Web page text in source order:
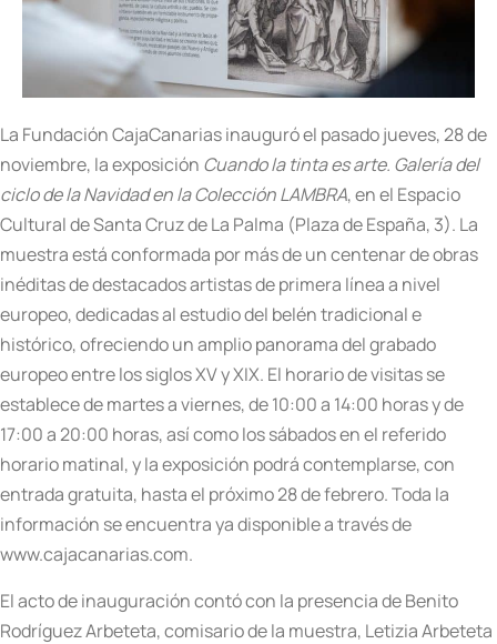
La Fundación CajaCanarias inauguró el pasado jueves, 28 de
noviembre, la exposición Cuando la tinta es arte. Galeríadel
ciclo de la Navidad en la Colección LAMBRA, en el Espacio
Cultural de Santa Cruz de La Palma (Plaza de España, 3). La
muestra está conformada por más de un centenar de obras
inéditas de destacados artistas de primera línea a nivel
europeo, dedicadas al estudio del belén tradicional e
histórico, ofreciendo un amplio panorama del grabado
europeo entre los siglos XV y XIX. El horario de visitas se
establece de martes a viernes, de 10:00 a 14:00 horas y de
17:00 a 20:00 horas, así como los sábados en el referido
horario matinal, y la exposición podrá contemplarse, con
entrada gratuita, hasta el próximo 28 de febrero. Toda la
información se encuentra ya disponible a través de
www.cajacanarias.com.
El acto de inauguración contó con la presencia de Benito
Rodríguez Arbeteta, comisario de la muestra, Letizia Arbeteta